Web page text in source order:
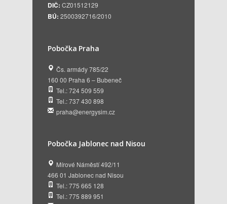
DIČ: CZ01512129
BÚ: 2500392716/2010
Pobočka Praha
Čs. armády 785/22
160 00 Praha 6 – Bubeneč
Tel.: 724 509 559
Tel.: 737 430 898
praha@energysim.cz
Pobočka Jablonec nad Nisou
Mírové Náměstí 492/11
466 01 Jablonec nad Nisou
Tel.: 775 665 128
Tel.: 775 889 951